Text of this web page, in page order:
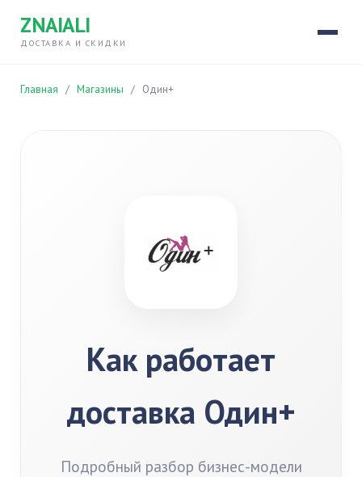
ZNAIALI
ДОСТАВКА И СКИДКИ
Главная / Магазины / Один+
Как работает
доставка Один+
Подробный разбор бизнес-модели